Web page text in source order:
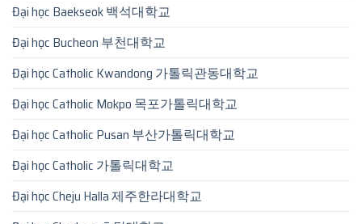
Đại học Baekseok 백석대학교
Đại học Bucheon 부천대학교
Đại học Catholic Kwandong 가톨릭관동대학교
Đại học Catholic Mokpo 목포가톨릭대학교
Đại học Catholic Pusan 부산가톨릭대학교
Đại học Catholic 가톨릭대학교
Đại học Cheju Halla 제주한라대학교